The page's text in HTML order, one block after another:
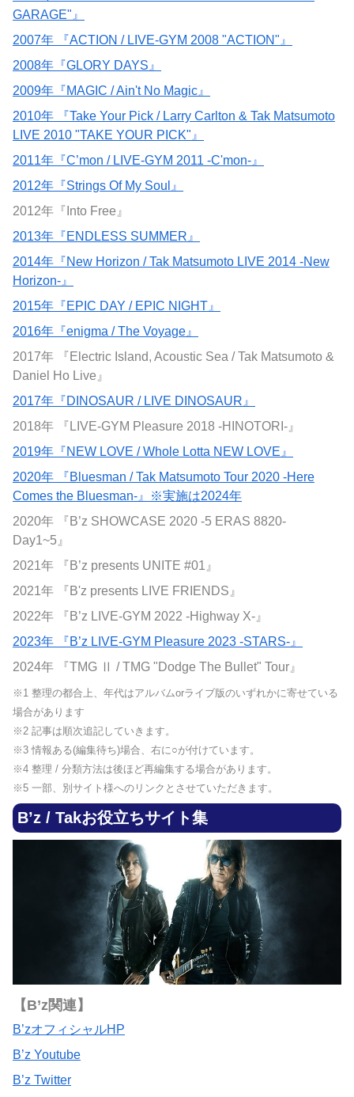
GARAGE"』
2007年 『ACTION / LIVE-GYM 2008 "ACTION"』
2008年『GLORY DAYS』
2009年『MAGIC / Ain't No Magic』
2010年 『Take Your Pick / Larry Carlton & Tak Matsumoto
LIVE 2010 "TAKE YOUR PICK"』
2011年『C’mon / LIVE-GYM 2011 -C'mon-』
2012年『Strings Of My Soul』
2012年『Into Free』
2013年『ENDLESS SUMMER』
2014年『New Horizon / Tak Matsumoto LIVE 2014 -New
Horizon-』
2015年『EPIC DAY / EPIC NIGHT』
2016年『enigma / The Voyage』
2017年 『Electric Island, Acoustic Sea / Tak Matsumoto &
Daniel Ho Live』
2017年『DINOSAUR / LIVE DINOSAUR』
2018年 『LIVE-GYM Pleasure 2018 -HINOTORI-』
2019年『NEW LOVE / Whole Lotta NEW LOVE』
2020年 『Bluesman / Tak Matsumoto Tour 2020 -Here
Comes the Bluesman-』※実施は2024年
2020年 『B’z SHOWCASE 2020 -5 ERAS 8820-
Day1~5』
2021年 『B’z presents UNITE #01』
2021年 『B'z presents LIVE FRIENDS』
2022年 『B’z LIVE-GYM 2022 -Highway X-』
2023年 『B’z LIVE-GYM Pleasure 2023 -STARS-』
2024年 『TMG Ⅱ / TMG "Dodge The Bullet" Tour』
※1 整理の都合上、年代はアルバムorライブ版のいずれかに寄せている
場合があります
※2 記事は順次追記していきます。
※3 情報ある(編集待ち)場合、右に○が付けています。
※4 整理 / 分類方法は後ほど再編集する場合があります。
※5 一部、別サイト様へのリンクとさせていただきます。
B’z / Takお役立ちサイト集
【B’z関連】
B’zオフィシャルHP
B’z Youtube
B’z Twitter